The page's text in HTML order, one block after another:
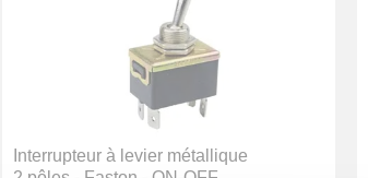
Interrupteur à levier métallique